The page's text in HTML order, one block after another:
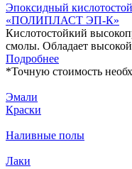
Эпоксидный
«ПОЛИПЛАСТ ЭП-К»
Кислотостойкий
смолы. Обладает
Подробнее
*Точную стоимость
Эмали
Краски
Наливные полы
Лаки